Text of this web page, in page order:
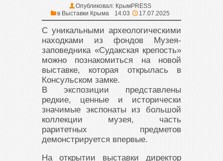
Опубликовал: КрымPRESS
в Выставки Крыма 14:03 17.07.2025
С уникальными археологическими
находками из фондов Музея-
заповедника «Судакская крепость»
можно познакомиться на новой
выставке, которая открылась в
Консульском замке.
В экспозиции представлены
редкие, ценные и исторически
значимые экспонаты из большой
коллекции музея, часть
раритетных предметов
демонстрируется впервые.
На открытии выставки директор